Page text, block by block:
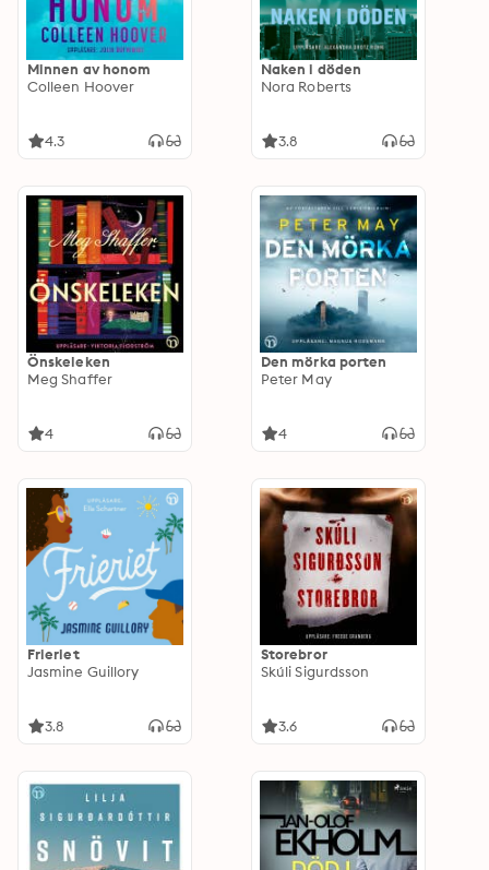
Minnen av honom
Colleen Hoover
4.3
Naken i döden
Nora Roberts
3.8
Önskeleken
Meg Shaffer
4
Den mörka porten
Peter May
4
Frieriet
Jasmine Guillory
3.8
Storebror
Skúli Sigurdsson
3.6